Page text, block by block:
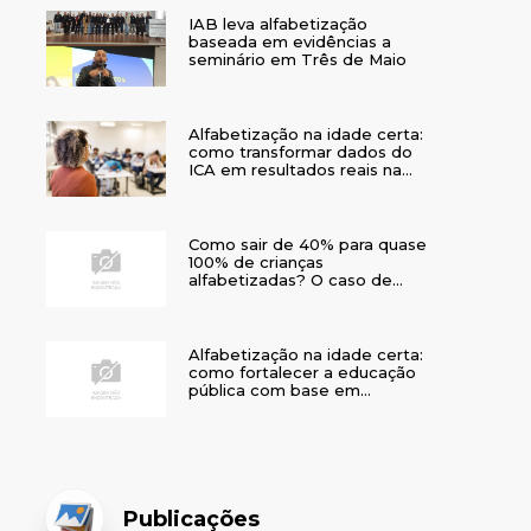
IAB leva alfabetização
baseada em evidências a
seminário em Três de Maio
Alfabetização na idade certa:
como transformar dados do
ICA em resultados reais na
Como sair de 40% para quase
100% de crianças
alfabetizadas? O caso de
Alfabetização na idade certa:
como fortalecer a educação
pública com base em
Publicações